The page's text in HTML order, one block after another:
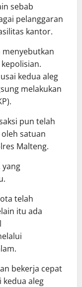
sebab
pelanggaran
kantor.
kedua aleg
melakukan
pun telah
satuan
Malteng.
yang
telah
itu ada
bekerja cepat
aleg